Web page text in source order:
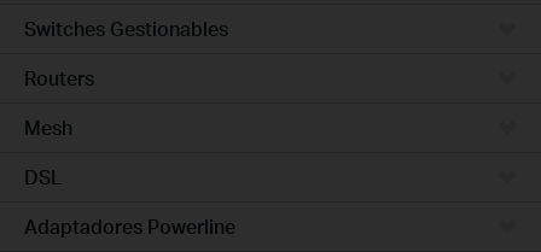
Switches Gestionables
Routers
Mesh
DSL
Adaptadores Powerline